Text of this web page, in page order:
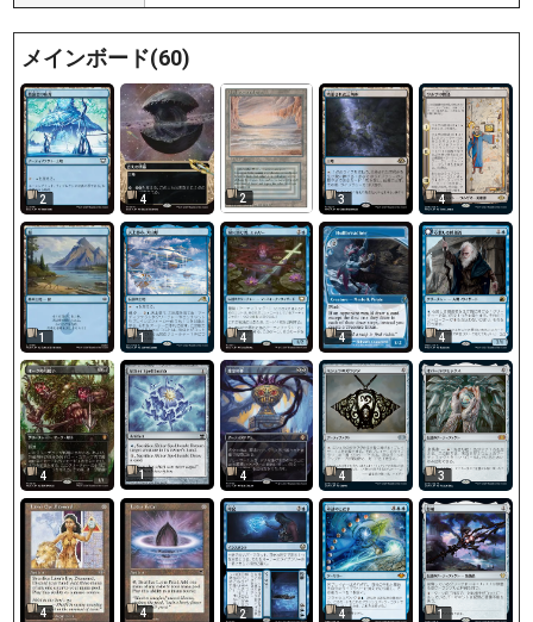
メインボード(60)
2 4 2 3 4
1 1 4 4 4
4 1 4 4 3
4 4 2 4 1